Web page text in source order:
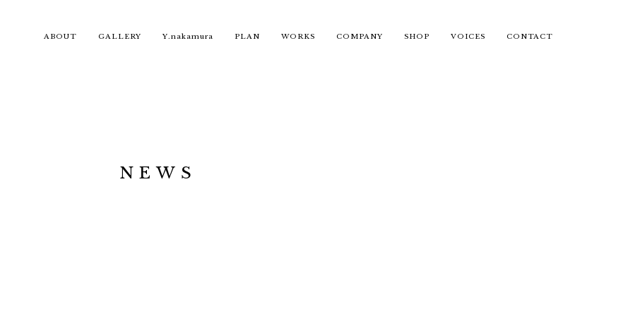
ABOUT GALLERY Y.nakamura PLAN WORKS COMPANY SHOP VOICES CONTACT
NEWS